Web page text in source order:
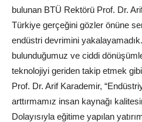
bulunan BTÜ Rektörü Prof. Dr.
Türkiye gerçeğini gözler önüne
endüstri devrimini
bulunduğumuz ve ciddi
teknolojiyi geriden takip etmek
Prof. Dr. Arif Karademir,
arttırmamız insan kaynağı
Dolayısıyla eğitime yapılan